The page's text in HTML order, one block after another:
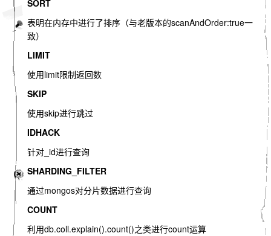
SORT
表明在内存中进行了排序（与老版本的scanAndOrder:true一
致）
LIMIT
使用limit限制返回数
SKIP
使用skip进行跳过
IDHACK
针对_id进行查询
SHARDING_FILTER
通过mongos对分片数据进行查询
COUNT
利用db.coll.explain().count()之类进行count运算